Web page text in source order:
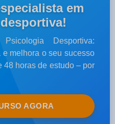
em
Desportiva:
e melhora o seu sucesso
48 horas de estudo – por
AGORA